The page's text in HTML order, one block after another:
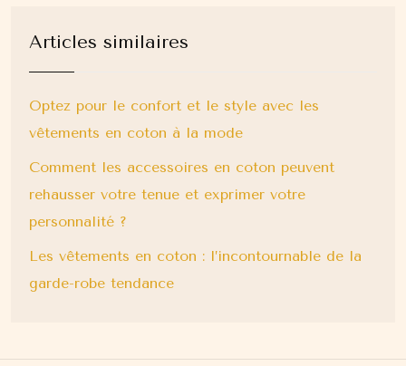
Articles similaires
Optez pour le confort et le style avec les
vêtements en coton à la mode
Comment les accessoires en coton peuvent
rehausser votre tenue et exprimer votre
personnalité ?
Les vêtements en coton : l’incontournable de la
garde-robe tendance